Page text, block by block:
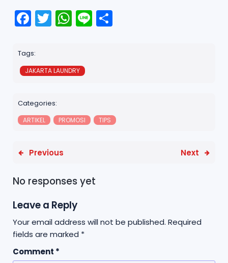
F
a
c
e
b
o
o
k
T
w
t
e
r
W
h
ts
A
p
Li
n
Tags:
JAKARTA LAUNDRY
Categories:
ARTIKEL PROMOSI TIPS
Previous Next
No responses yet
Leave a Reply
Your email address will not be published. Required
fields are marked *
Comment *